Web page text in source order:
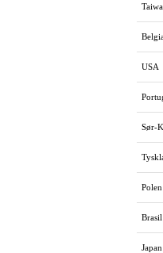
USA
Sør-
Polen
Brasil
Japan